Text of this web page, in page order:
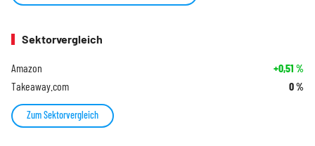
Sektorvergleich
Amazon +0,51 %
Takeaway.com 0%
Zum Sektorvergleich